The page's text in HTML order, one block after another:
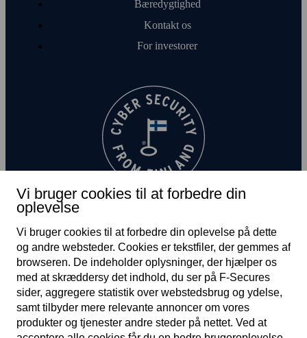
Bæredygtighed
Kontakt os
For investorer
DK
Vi bruger cookies til at forbedre din
oplevelse
Vi bruger cookies til at forbedre din oplevelse på dette
og andre web­steder. Cookies er tekst­filer, der gemmes af
browseren. De indeholder oplysninger, der hjælper os
med at skræddersy det indhold, du ser på F‑Secures
sider, aggregere statistik over web­steds­brug og ydelse,
samt tilbyder mere relevante annoncer om vores
produkter og tjenester andre steder på nettet. Ved at